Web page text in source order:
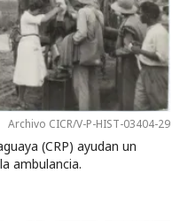
Archivo CICR/V-P-HIST-03404-29
(CRP) ayudan un
ambulancia.